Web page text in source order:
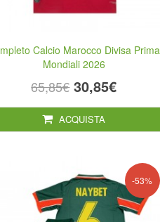
Calcio Marocco Divisa Prima
Mondiali 2026
65,85€ 30,85€
ACQUISTA
-53%